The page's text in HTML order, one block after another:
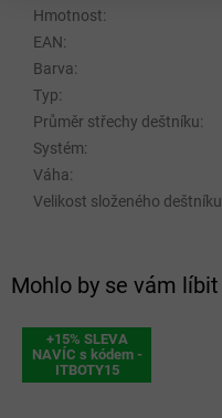
Mohlo by se vám líbit
+15% SLEVA
NAVÍC s kódem -
ITBOTY15
Hmotnost:
EAN:
Barva:
Typ:
Průměr střechy deštníku:
Systém:
Váha:
Velikost složeného deštníku